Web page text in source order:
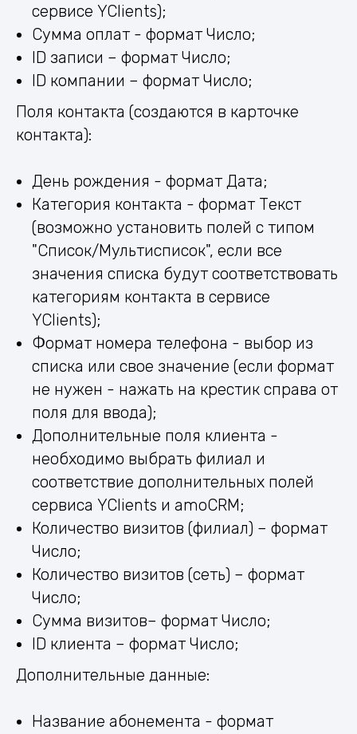
сервисе YClients);
Сумма оплат - формат Число;
ID записи – формат Число;
ID компании – формат Число;
Поля контакта (создаются в карточке
контакта):
День рождения - формат Дата;
Категория контакта - формат Текст
(возможно установить полей с типом
"Список/Мультисписок", если все
значения списка будут соответствовать
категориям контакта в сервисе
YClients);
Формат номера телефона - выбор из
списка или свое значение (если формат
не нужен - нажать на крестик справа от
поля для ввода);
Дополнительные поля клиента -
необходимо выбрать филиал и
соответствие дополнительных полей
сервиса YClients и amoCRM;
Количество визитов (филиал) – формат
Число;
Количество визитов (сеть) – формат
Число;
Сумма визитов– формат Число;
ID клиента – формат Число;
Дополнительные данные:
Название абонемента - формат